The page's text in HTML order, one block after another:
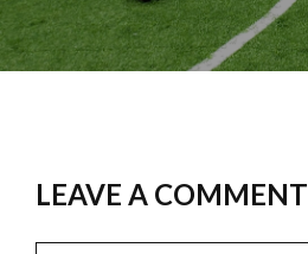
LEAVE A COMMENT